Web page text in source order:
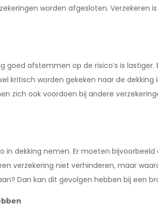
worden afgesloten. Verzekeren
goed afstemmen op de risico’s is
kritisch worden gekeken naar de
zich ook voordoen bij andere
in dekking nemen. Er moeten
verzekering niet verhinderen, maar
Dan kan dit gevolgen hebben bij een